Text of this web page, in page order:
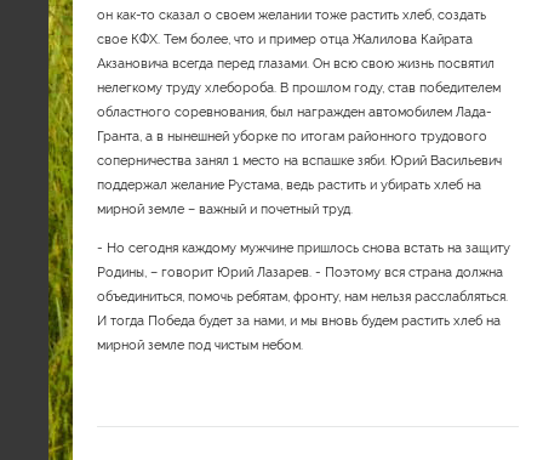
он как-то сказал о своем желании тоже растить хлеб, создать
свое КФХ. Тем более, что и пример отца Жалилова Кайрата
Акзановича всегда перед глазами. Он всю свою жизнь посвятил
нелегкому труду хлебороба. В прошлом году, став победителем
областного соревнования, был награжден автомобилем Лада-
Гранта, а в нынешней уборке по итогам районного трудового
соперничества занял 1 место на вспашке зяби. Юрий Васильевич
поддержал желание Рустама, ведь растить и убирать хлеб на
мирной земле – важный и почетный труд.
- Но сегодня каждому мужчине пришлось снова встать на защиту
Родины, – говорит Юрий Лазарев. - Поэтому вся страна должна
объединиться, помочь ребятам, фронту, нам нельзя расслабляться.
И тогда Победа будет за нами, и мы вновь будем растить хлеб на
мирной земле под чистым небом.